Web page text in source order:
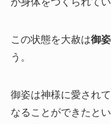
この状態を大赦は御
う。
御姿は神様に愛され
なることができたと